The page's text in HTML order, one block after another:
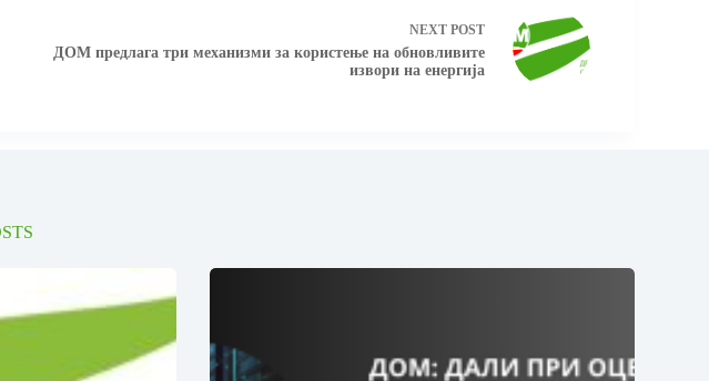
NEXT POST
ДОМ предлага три механизми за користење на обновливите
извори на енергија